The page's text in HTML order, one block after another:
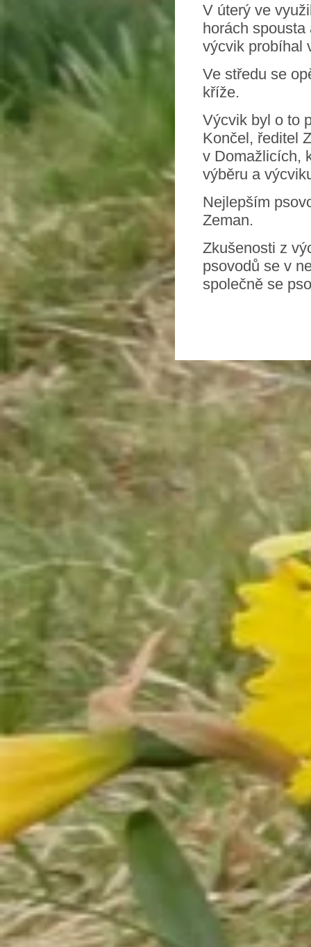
V úterý ve
horách
výcvik probíhal
Ve středu se
kříže.
Výcvik byl o to
Končel, ředitel
v Domažlicích,
výběru a
Nejlepším
Zeman.
Zkušenosti z
psovodů se v
společně se